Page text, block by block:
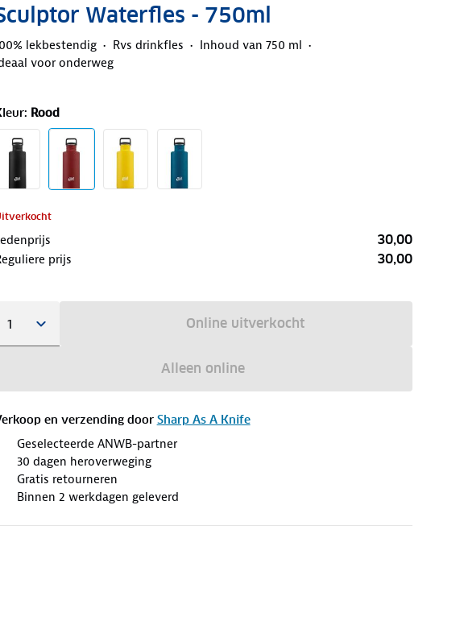
Waterfles - 750ml
lekbestendig Rvs drinkfles
Inhoud van 750 ml
voor onderweg
: Rood
30,00
prijs 30,00
Online uitverkocht
Alleen online
en verzending door Sharp As A Knife
Geselecteerde ANWB-partner
30 dagen heroverweging
Gratis retourneren
Binnen 2 werkdagen geleverd